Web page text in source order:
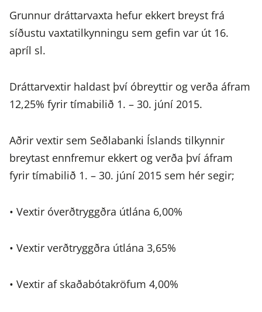
Grunnur dráttarvaxta hefur ekkert breyst frá
síðustu vaxtatilkynningu sem gefin var út 16.
apríl sl.
Dráttarvextir haldast því óbreyttir og verða áfram
12,25% fyrir tímabilið 1. – 30. júní 2015.
Aðrir vextir sem Seðlabanki Íslands tilkynnir
breytast ennfremur ekkert og verða því áfram
fyrir tímabilið 1. – 30. júní 2015 sem hér segir;
• Vextir óverðtryggðra útlána 6,00%
• Vextir verðtryggðra útlána 3,65%
• Vextir af skaðabótakröfum 4,00%